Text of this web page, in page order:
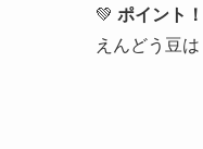
💚 ポイント！
えんどう豆は